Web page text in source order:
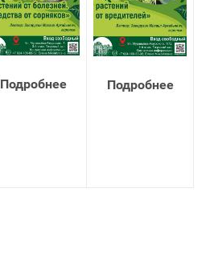
Подробнее Подробнее